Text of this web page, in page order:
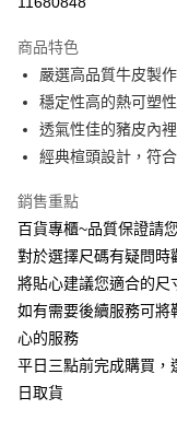
街口支付
運送方式
宅配
商品特色
嚴選高品質牛皮製
穩定性高的熱可塑
透氣性佳的豬皮內
經典楦頭設計，符
銷售重點
百貨專櫃~品質保證請
對於選擇尺碼有疑問時
將貼心建議您適合的尺
如有需要後續服務可將
心的服務
平日三點前完成購買，
日取貨